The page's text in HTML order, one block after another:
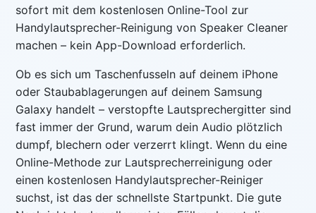
sofort mit dem kostenlosen Online-Tool zur
Handylautsprecher-Reinigung von Speaker Cleaner
machen – kein App-Download erforderlich.
Ob es sich um Taschenfusseln auf deinem iPhone
oder Staubablagerungen auf deinem Samsung
Galaxy handelt – verstopfte Lautsprechergitter sind
fast immer der Grund, warum dein Audio plötzlich
dumpf, blechern oder verzerrt klingt. Wenn du eine
Online-Methode zur Lautsprecherreinigung oder
einen kostenlosen Handylautsprecher-Reiniger
suchst, ist das der schnellste Startpunkt. Die gute